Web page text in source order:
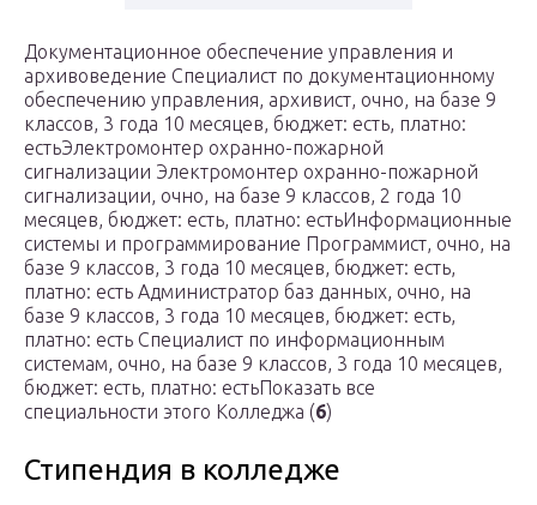
Документационное обеспечение управления и
архивоведение Специалист по документационному
обеспечению управления, архивист, очно, на базе 9
классов, 3 года 10 месяцев, бюджет: есть, платно:
естьЭлектромонтер охранно-пожарной
сигнализации Электромонтер охранно-пожарной
сигнализации, очно, на базе 9 классов, 2 года 10
месяцев, бюджет: есть, платно: естьИнформационные
системы и программирование Программист, очно, на
базе 9 классов, 3 года 10 месяцев, бюджет: есть,
платно: есть Администратор баз данных, очно, на
базе 9 классов, 3 года 10 месяцев, бюджет: есть,
платно: есть Специалист по информационным
системам, очно, на базе 9 классов, 3 года 10 месяцев,
бюджет: есть, платно: естьПоказать все
специальности этого Колледжа (6)
Стипендия в колледже